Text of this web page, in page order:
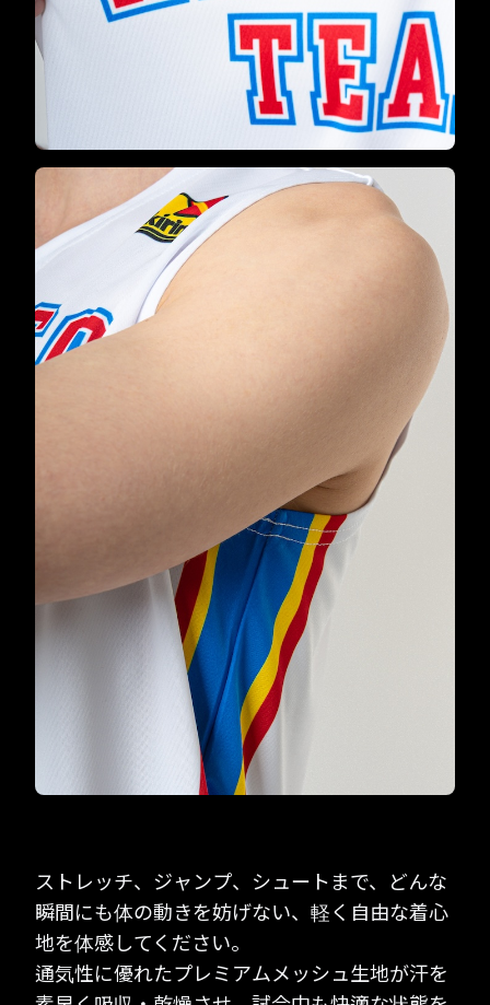
ストレッチ、ジャンプ、シュートまで、どんな
瞬間にも体の動きを妨げない、軽く自由な着心
地を体感してください。
通気性に優れたプレミアムメッシュ生地が汗を